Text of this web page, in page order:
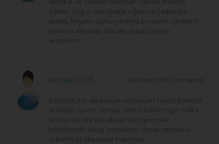
ilişkiler olgun sempatik eğlence hepsi bir
arada, hayatın zorlu yıllarıyla bu sene tanıştım
yanıma arkadaş olacak olgun bayan
arıyorum..
konaklı_015 04 Mayıs 2019 Cumartesi
Düzgün bir arkadaşlık istiyorum temiz bakımlı
anlayışlı seven olması yeterli benim için hafta
sonları ve ara sıra akşamları gezmek
tercihimdir saygı çerçevesi içinde teşekkür
ederim iyi akşamlar hanımlar..